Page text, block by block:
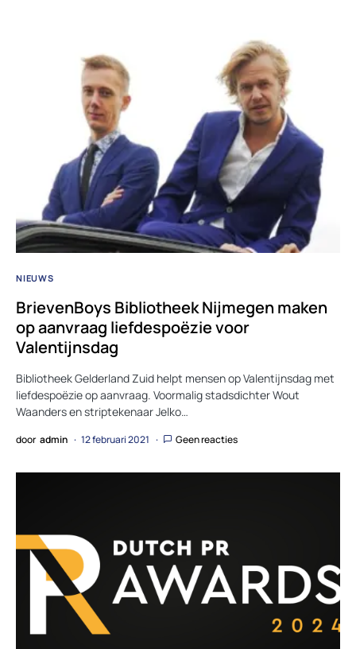
NIEUWS
BrievenBoys Bibliotheek Nijmegen maken
op aanvraag liefdespoëzie voor
Valentijnsdag
Bibliotheek Gelderland Zuid helpt mensen op Valentijnsdag met
liefdespoëzie op aanvraag. Voormalig stadsdichter Wout
Waanders en striptekenaar Jelko…
door admin 12 februari 2021 Geen reacties